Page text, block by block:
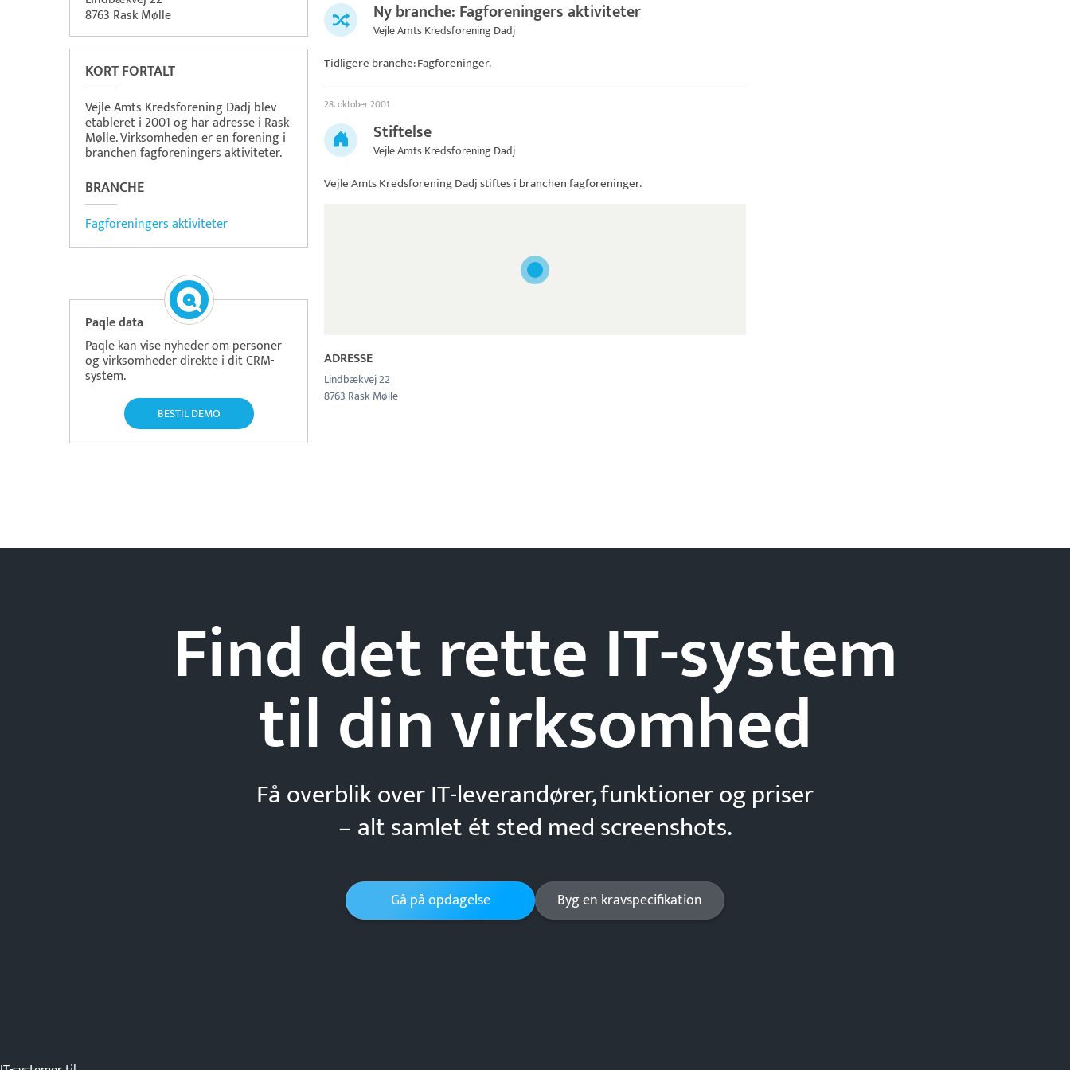
8763 Rask Mølle
KORT FORTALT
Vejle Amts Kredsforening Dadj blev
etableret i 2001 og har adresse i Rask
Mølle. Virksomheden er en forening i
branchen fagforeningers aktiviteter.
BRANCHE
Fagforeningers aktiviteter
Paqle data
Paqle kan vise nyheder om personer
og virksomheder direkte i dit CRM-
system.
BESTIL DEMO
Ny branche: Fagforeningers aktiviteter
Vejle Amts Kredsforening Dadj
Tidligere branche: Fagforeninger.
28. oktober 2001
Stiftelse
Vejle Amts Kredsforening Dadj
Vejle Amts Kredsforening Dadjstiftes i branchen fagforeninger.
ADRESSE
Lindbækvej 22
8763 Rask Mølle
Find det rette IT-system
tildinvirksomhed
Få overblik over IT-leverandører, funktioner og priser
– alt samlet ét sted med screenshots.
Gå på opdagelse Byg en kravspecifikation